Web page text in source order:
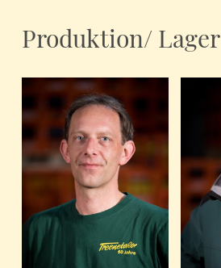
Produktion/ Lager